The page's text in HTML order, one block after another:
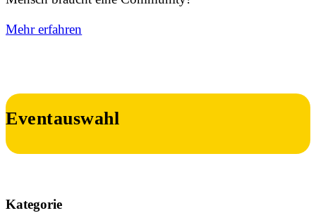
Mehr erfahren
Eventauswahl
Kategorie